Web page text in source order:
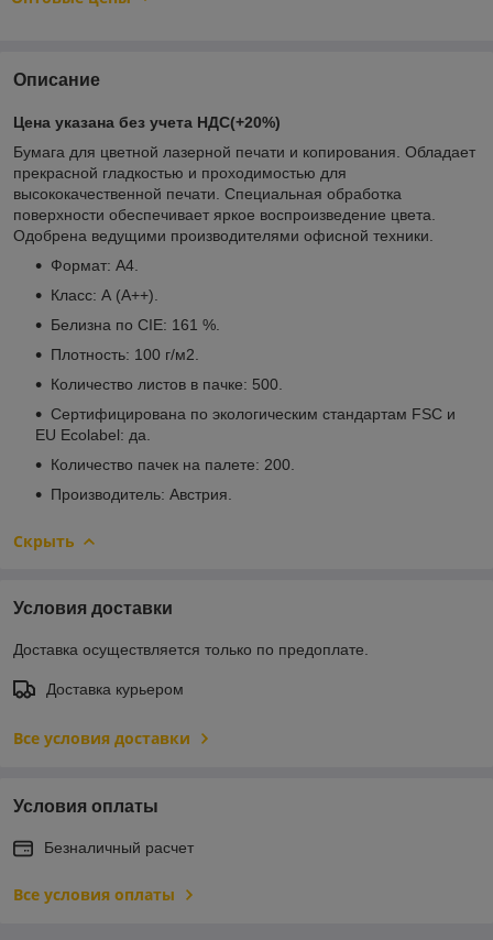
Описание
Цена указана без учета НДС(+20%)
Бумага для цветной лазерной печати и копирования. Обладает
прекрасной гладкостью и проходимостью для
высококачественной печати. Специальная обработка
поверхности обеспечивает яркое воспроизведение цвета.
Одобрена ведущими производителями офисной техники.
Формат: А4.
Класс: А (A++).
Белизна по CIE: 161 %.
Плотность: 100 г/м2
Количество листов в пачке: 500.
Сертифицирована по экологическим стандартам FSC и
EU Ecolabel: да.
Количество пачек на палете: 200.
Производитель: Австрия.
Скрыть
Условия доставки
Доставка осуществляется только по предоплате.
Доставка курьером
Все условия доставки
Условия оплаты
Безналичный расчет
Все условия оплаты